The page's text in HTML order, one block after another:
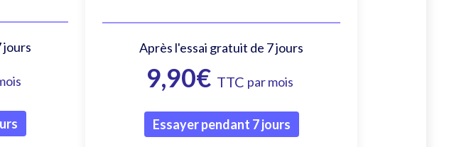
jours Après l'essai gratuit de 7 jours
9,90€ TTC par mois
Essayer pendant 7 jours